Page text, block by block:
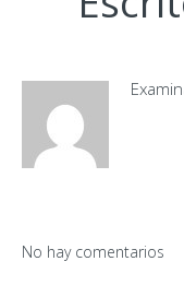
No hay comentarios